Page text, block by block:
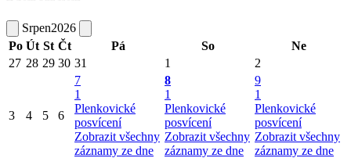
Srpen2026
Po Út St Čt Pá So
Ne
27 28 29 30 31 1 2
3 4 5 6
7
1
Plenkovické
posvícení
Zobrazit všechny
záznamy ze dne
8
1
Plenkovické
posvícení
Zobrazit všechny
záznamy ze dne
9
1
Plenkovické
posvícení
Zobrazit všechny
záznamy ze dne